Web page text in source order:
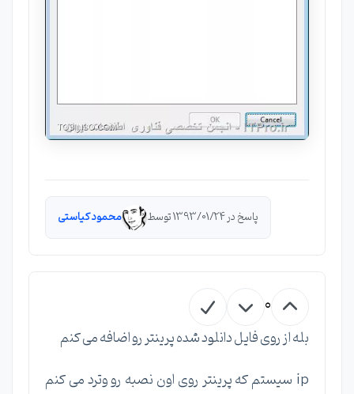
پاسخ در 1393/01/24 توسط محمود کیاستی
0
بله از روی فایل دانلود شده پرینتر رو اضافه می کنم
ip سیستم که پرینتر روی اون نصبه رو وترد می کنم